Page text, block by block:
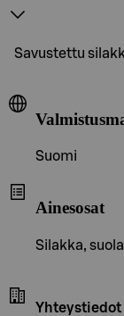
Savustettu
Suomi
Ainesosat
Silakka,
Yhteystiedot